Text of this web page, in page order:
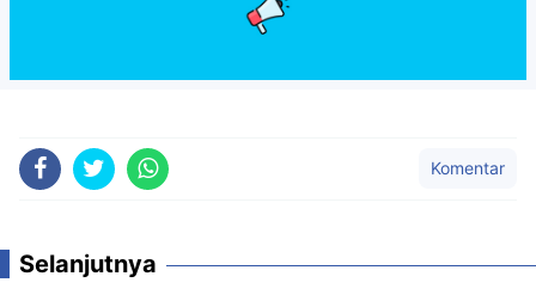
Komentar
Selanjutnya